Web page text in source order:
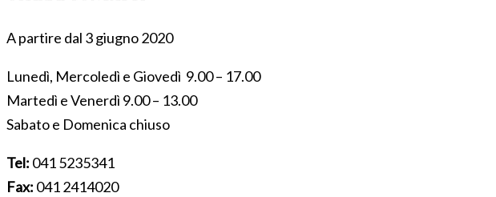
A partire dal 3 giugno 2020
Lunedì, Mercoledì e Giovedì 9.00 – 17.00
Martedì e Venerdì 9.00 – 13.00
Sabato e Domenica chiuso
Tel: 041 5235341
Fax: 041 2414020